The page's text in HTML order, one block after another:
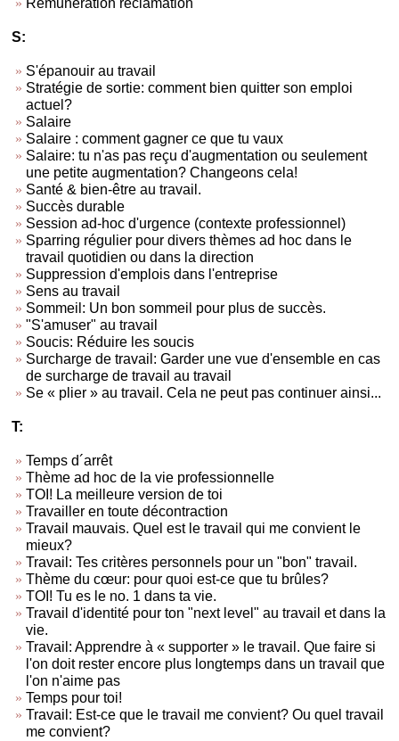
S:
S'épanouir au travail
Stratégie de sortie: comment bien quitter son emploi
actuel?
Salaire
Salaire : comment gagner ce que tu vaux
Salaire: tu n'as pas reçu d'augmentation ou seulement
une petite augmentation? Changeons cela!
Santé & bien-être au travail.
Succès durable
Session ad-hoc d'urgence (contexte professionnel)
Sparring régulier pour divers thèmes ad hoc dans le
travail quotidien ou dans la direction
Suppression d'emplois dans l'entreprise
Sens au travail
Sommeil: Un bon sommeil pour plus de succès.
"S'amuser" au travail
Soucis: Réduire les soucis
Surcharge de travail: Garder une vue d'ensemble en cas
de surcharge de travail au travail
Se « plier » au travail. Cela ne peut pas continuer ainsi...
T:
Temps d´arrêt
Thème ad hoc de la vie professionnelle
TOI! La meilleure version de toi
Travailler en toute décontraction
Travail mauvais. Quel est le travail qui me convient le
mieux?
Travail: Tes critères personnels pour un "bon" travail.
Thème du cœur: pour quoi est-ce que tu brûles?
TOI! Tu es le no. 1 dans ta vie.
Travail d'identité pour ton "next level" au travail et dans la
vie.
Travail: Apprendre à « supporter » le travail. Que faire si
l'on doit rester encore plus longtemps dans un travail que
l'on n'aime pas
Temps pour toi!
Travail: Est-ce que le travail me convient? Ou quel travail
me convient?